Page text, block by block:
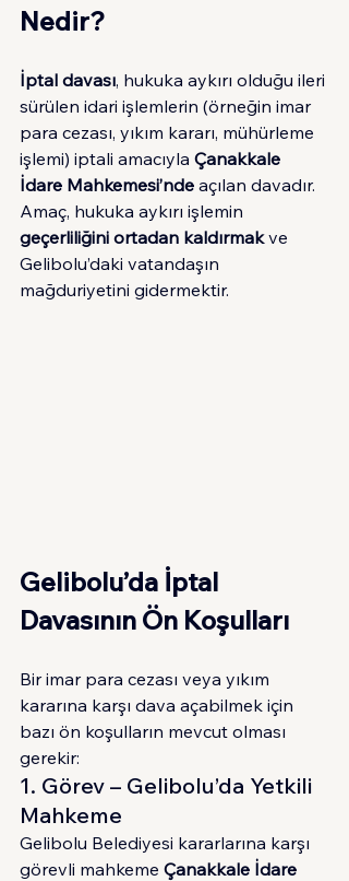
Nedir?
İptal davası, hukuka aykırı olduğu ileri
sürülen idari işlemlerin (örneğin imar
para cezası, yıkım kararı, mühürleme
işlemi) iptali amacıyla Çanakkale
İdare Mahkemesi’nde açılan davadır.
Amaç, hukuka aykırı işlemin
geçerliliğini ortadan kaldırmak ve
Gelibolu’daki vatandaşın
mağduriyetini gidermektir.
Gelibolu’da İptal
Davasının Ön Koşulları
Bir imar para cezası veya yıkım
kararına karşı dava açabilmek için
bazı ön koşulların mevcut olması
gerekir:
1. Görev – Gelibolu’da Yetkili
Mahkeme
Gelibolu Belediyesi kararlarına karşı
görevli mahkeme Çanakkale İdare